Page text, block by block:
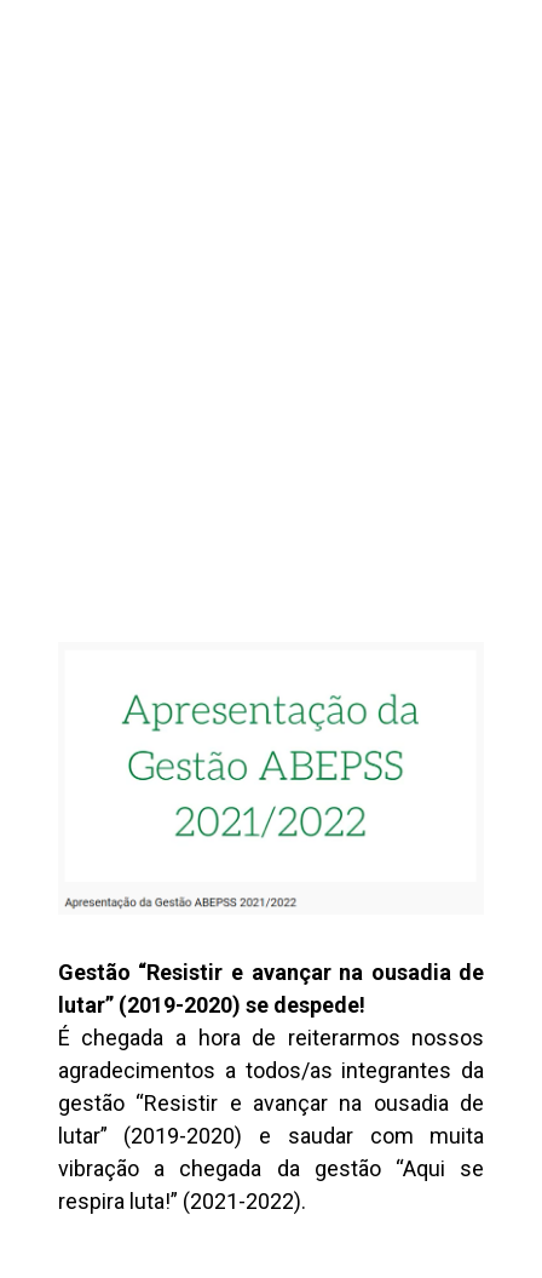
Gestão “Resistir e avançar na ousadia de
lutar” (2019-2020) se despede!
É chegada a hora de reiterarmos nossos
agradecimentos a todos/as integrantes da
gestão “Resistir e avançar na ousadia de
lutar” (2019-2020) e saudar com muita
vibração a chegada da gestão “Aqui se
respira luta!” (2021-2022).